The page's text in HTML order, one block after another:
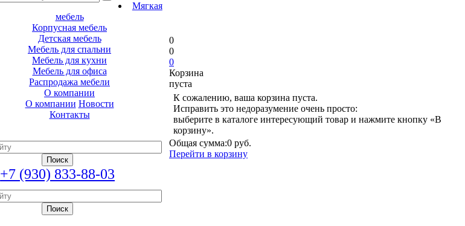
Мягкая
мебель
Корпусная мебель
Детская мебель
Мебель для спальни
Мебель для кухни
Мебель для офиса
Распродажа мебели
О компании
О компании Новости
Контакты
+7 (930) 833-88-03
0
0
0
Корзина
пуста
К сожалению, ваша корзина пуста.
Исправить это недоразумение очень просто:
выберите в каталоге интересующий товар и нажмите кнопку «В
корзину».
Общая сумма:0 руб.
Перейти в корзину